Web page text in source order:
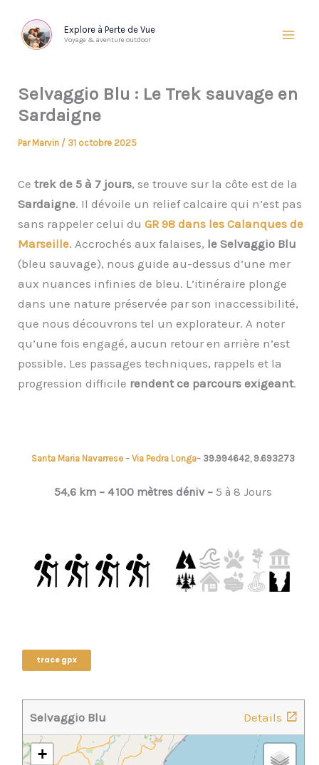
contenu
Explore à Perte de Vue
Voyage & aventure outdoor
Selvaggio Blu : Le Trek sauvage en
Sardaigne
Par Marvin / 31 octobre 2025
Ce trek de 5 à 7 jours, se trouve sur la côte est de la
Sardaigne. Il dévoile un relief calcaire qui n’est pas
sans rappeler celui du GR 98 dans les Calanques de
Marseille. Accrochés aux falaises, le Selvaggio Blu
(bleu sauvage), nous guide au-dessus d’une mer
aux nuances infinies de bleu. L’itinéraire plonge
dans une nature préservée par son inaccessibilité,
que nous découvrons tel un explorateur. A noter
qu’une fois engagé, aucun retour en arrière n’est
possible. Les passages techniques, rappels et la
progression difficile rendent ce parcours exigeant.
Santa Maria Navarrese – Via Pedra Longa– 39.994642, 9.693273
54,6 km – 4 100 mètres déniv – 5 à 8 Jours
trace gpx
Details
Selvaggio Blu
+